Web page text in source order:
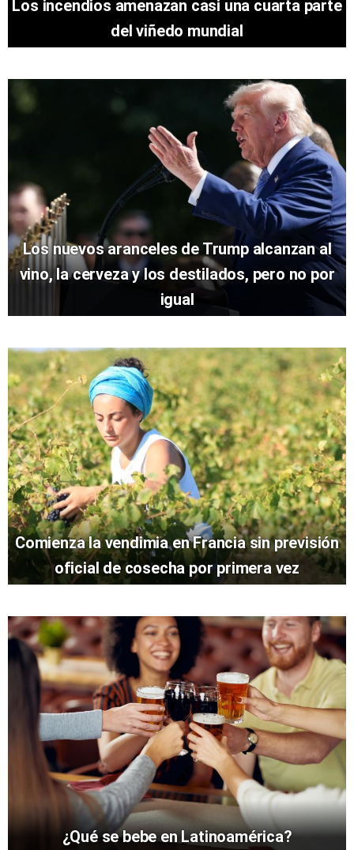
Los incendios amenazan casi una cuarta parte
del viñedo mundial
Los nuevos aranceles de Trump alcanzan al
vino, la cerveza y los destilados, pero no por
igual
Comienza la vendimia en Francia sin previsión
oficial de cosecha por primera vez
¿Qué se bebe en Latinoamérica?